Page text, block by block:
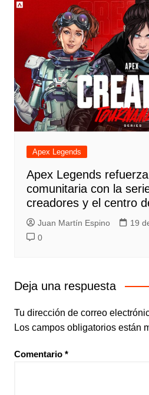
Apex Legends
Apex Legends
comunitaria con la
creadores y el centro
Juan Martín Espino
19
0
Deja una respuesta
Tu dirección de correo
Los campos obligatorios están
Comentario *